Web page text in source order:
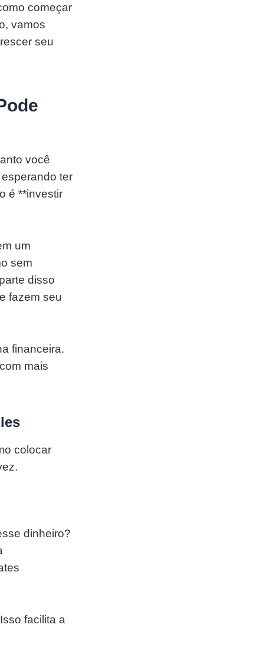
começar
vamos
seu
você
ter
é **investir
um
sem
disso
fazem seu
financeira.
mais
colocar
dinheiro?
facilita a